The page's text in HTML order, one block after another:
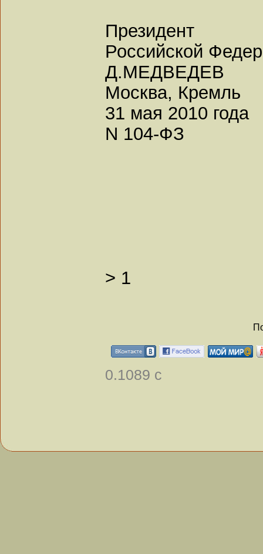
Президент
Российской
Д.МЕДВЕДЕВ
Москва, Кремль
31 мая 2010 года
N 104-ФЗ
> 1
0.1089 с